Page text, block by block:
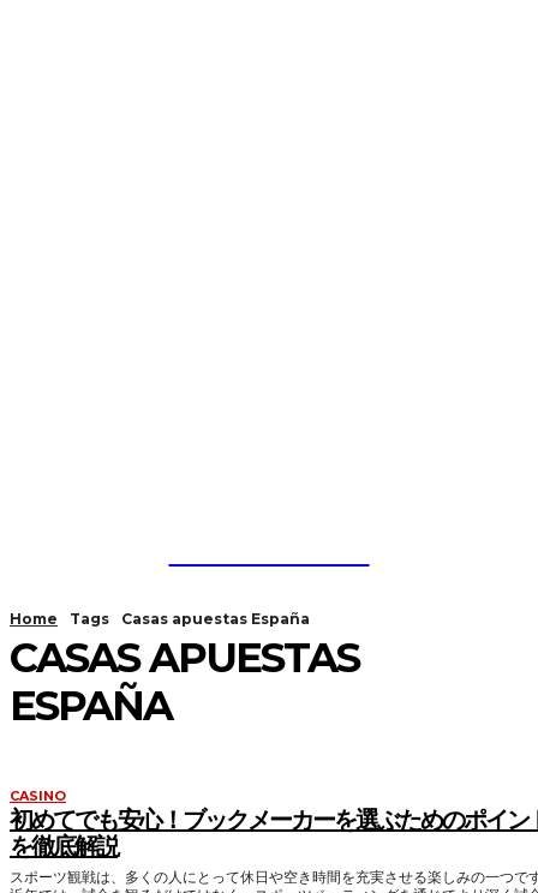
Home Tags Casas apuestas España
CASAS APUESTAS
ESPAÑA
CASINO
初めてでも安心！ブックメーカーを選ぶためのポイン
を徹底解説
スポーツ観戦は、多くの人にとって休日や空き時間を充実させる楽しみの一つで